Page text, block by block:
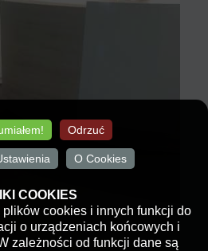
COOKIES
cookies i innych funkcji do
o urządzeniach końcowych i
zależności od funkcji dane są
Odrzuć
O Cookies